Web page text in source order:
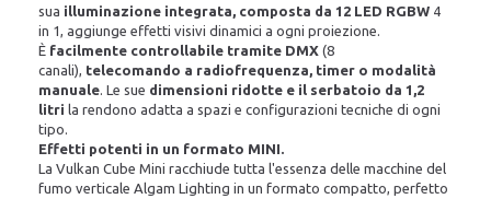
sua illuminazione integrata, composta da 12 LED RGBW 4
in 1, aggiunge effetti visivi dinamici a ogni proiezione.
È facilmente controllabile tramite DMX (8
canali), telecomando a radiofrequenza, timer o modalità
manuale. Le sue dimensioni ridotte e il serbatoio da 1,2
litri la rendono adatta a spazi e configurazioni tecniche di ogni
tipo.
Effetti potenti in un formato MINI.
La Vulkan Cube Mini racchiude tutta l'essenza delle macchine del
fumo verticale Algam Lighting in un formato compatto, perfetto